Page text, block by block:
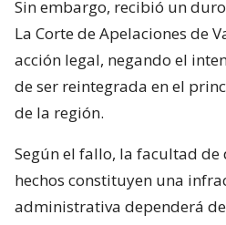
Sin embargo, recibió un
La Corte de Apelaciones de
acción legal, negando el
de ser reintegrada en el
de la región.
Según el fallo, la facultad
hechos constituyen una
administrativa dependerá